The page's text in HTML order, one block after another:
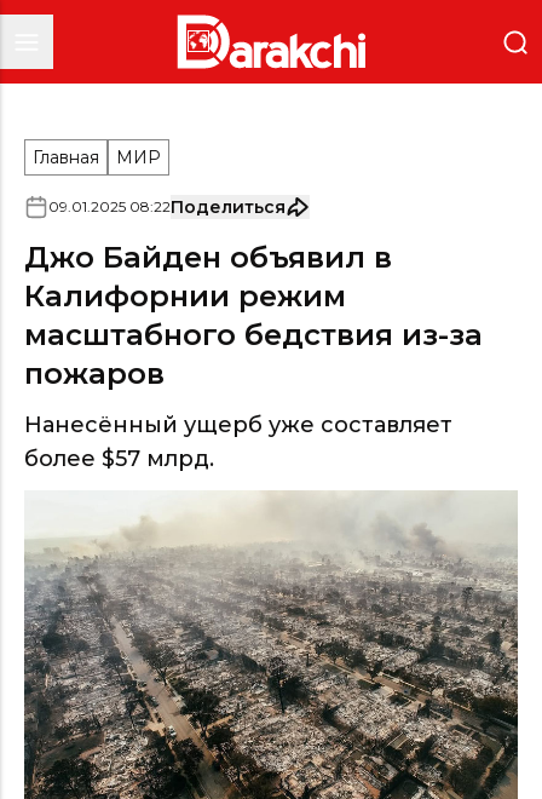
Главная МИР
09.01.2025 08:22Поделиться
Джо Байден объявил в
Калифорнии режим
масштабного бедствия из-за
пожаров
Нанесённый ущерб уже составляет
более $57 млрд.